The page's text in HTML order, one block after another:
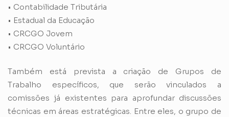
• Contabilidade Tributária
• Estadual da Educação
• CRCGO Jovem
• CRCGO Voluntário
Também está prevista a criação de Grupos de
Trabalho específicos, que serão vinculados a
comissões já existentes para aprofundar discussões
técnicas em áreas estratégicas. Entre eles, o grupo de